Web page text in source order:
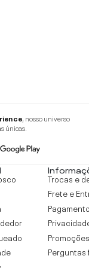
, nosso universo
únicas.
Trocas e
Frete e